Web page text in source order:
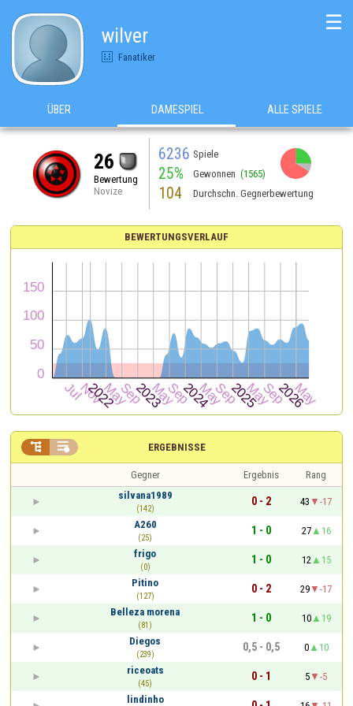
wilver
Fanatiker
☰
ÜBER DAMESPIEL ALLE SPIELE
26
Bewertung
Novize
6236 Spiele
25% Gewonnen (1565)
104 Durchschn. Gegnerbewertung
BEWERTUNGSVERLAUF
ERGEBNISSE
 
Gegner Ergebnis
Rang
silvana1989
(142)
0 - 2 43
-17
A260
(25)
1 - 0 27
16
frigo
(0)
1 - 0 12
15
Pitino
(127)
0 - 2 29
-17
Belleza morena
(81)
1 - 0 10
19
Diegos
(239)
0,5 - 0,5 0
10
riceoats
(45)
0 - 1 5
-5
lindinho